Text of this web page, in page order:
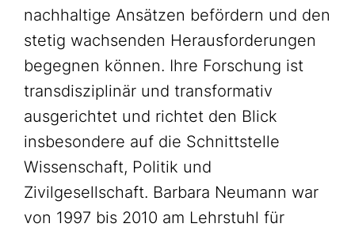
nachhaltige Ansätzen befördern und den
stetig wachsenden Herausforderungen
begegnen können. Ihre Forschung ist
transdisziplinär und transformativ
ausgerichtet und richtet den Blick
insbesondere auf die Schnittstelle
Wissenschaft, Politik und
Zivilgesellschaft. Barbara Neumann war
von 1997 bis 2010 am Lehrstuhl für